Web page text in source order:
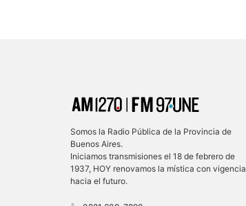
Somos la Radio Pública de la Provincia de
Buenos Aires.
Iniciamos transmisiones el 18 de febrero de
1937, HOY renovamos la mística con vigencia
hacia el futuro.